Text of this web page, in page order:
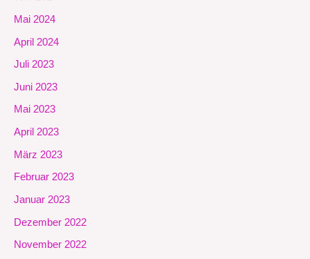
Mai 2024
April 2024
Juli 2023
Juni 2023
Mai 2023
April 2023
März 2023
Februar 2023
Januar 2023
Dezember 2022
November 2022